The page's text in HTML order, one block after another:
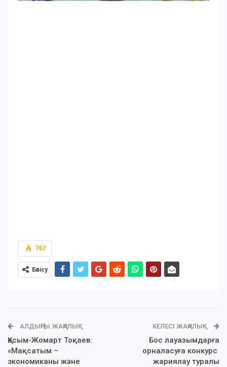
767
Бөлісу
АЛДЫҢҒЫ ЖАҢАЛЫҚ
Қасым-Жомарт Тоқаев:
«Мақсатым –
экономиканы және
КЕЛЕСІ ЖАҢАЛЫҚ
Бос лауазымдарға
орналасуға конкурс
жариялау туралы